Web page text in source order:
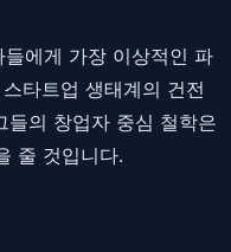
에게 가장 이상적인 파
타트업 생태계의 건전
들의 창업자 중심 철학은
줄 것입니다.